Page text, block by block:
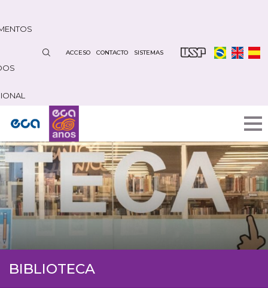
contenido
ACCESO CONTACTO SISTEMAS
BIBLIOTECA